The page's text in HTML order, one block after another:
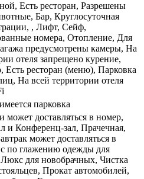
Есть ресторан, Разрешены
Бар, Круглосуточная
, Лифт, Сейф,
номера, Отопление, Для
предусмотрены камеры, На
отеля запрещено курение,
Есть ресторан (меню), Парковка
На всей территории отеля
парковка
может доставляться в номер,
и Конференц-зал, Прачечная,
может доставляться в
по глажению одежды для
Люкс для новобрачных, Чистка
Прокат автомобилей,